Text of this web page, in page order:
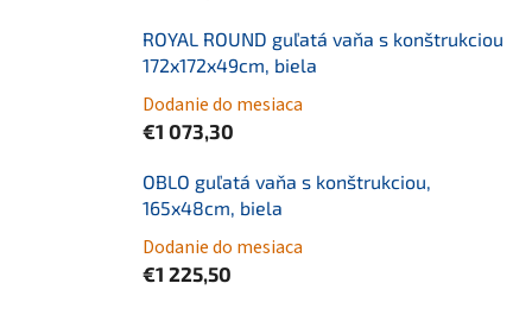
ROYAL ROUND guľatá vaňa s konštrukciou
172x172x49cm, biela
Dodanie do mesiaca
€1 073,30
OBLO guľatá vaňa s konštrukciou,
165x48cm, biela
Dodanie do mesiaca
€1 225,50